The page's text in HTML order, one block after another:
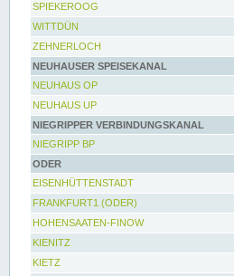
SPIEKEROOG
WITTDÜN
ZEHNERLOCH
NEUHAUSER SPEISEKANAL
NEUHAUS OP
NEUHAUS UP
NIEGRIPPER VERBINDUNGSKANAL
NIEGRIPP BP
ODER
EISENHÜTTENSTADT
FRANKFURT1 (ODER)
HOHENSAATEN-FINOW
KIENITZ
KIETZ